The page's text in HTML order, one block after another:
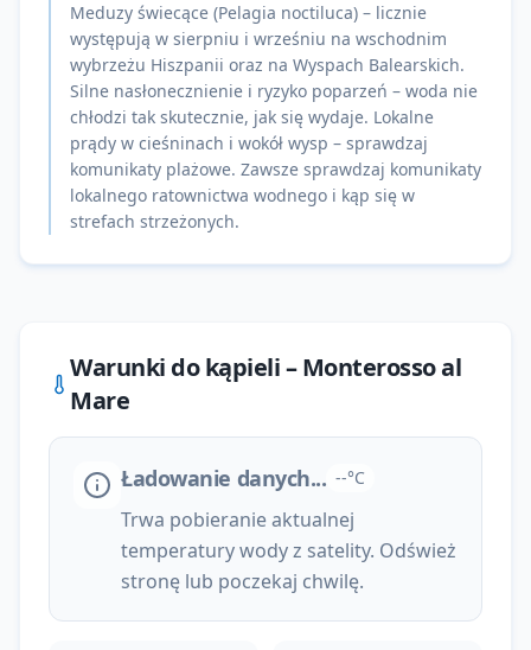
Meduzy świecące (Pelagia noctiluca) – licznie
występują w sierpniu i wrześniu na wschodnim
wybrzeżu Hiszpanii oraz na Wyspach Balearskich.
Silne nasłonecznienie i ryzyko poparzeń – woda nie
chłodzi tak skutecznie, jak się wydaje. Lokalne
prądy w cieśninach i wokół wysp – sprawdzaj
komunikaty plażowe. Zawsze sprawdzaj komunikaty
lokalnego ratownictwa wodnego i kąp się w
strefach strzeżonych.
Warunki do kąpieli –Monterosso al
Mare
Ładowanie danych... --°C
Trwa pobieranie aktualnej
temperatury wody z satelity. Odśwież
stronę lub poczekaj chwilę.